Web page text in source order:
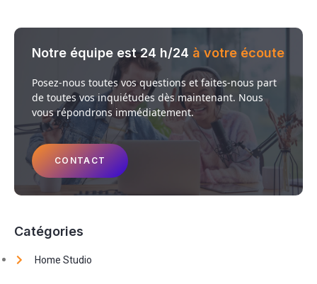
Notre équipe est 24 h/24 à votre écoute
Posez-nous toutes vos questions et faites-nous part
de toutes vos inquiétudes dès maintenant. Nous
vous répondrons immédiatement.
CONTACT
Catégories
Home Studio